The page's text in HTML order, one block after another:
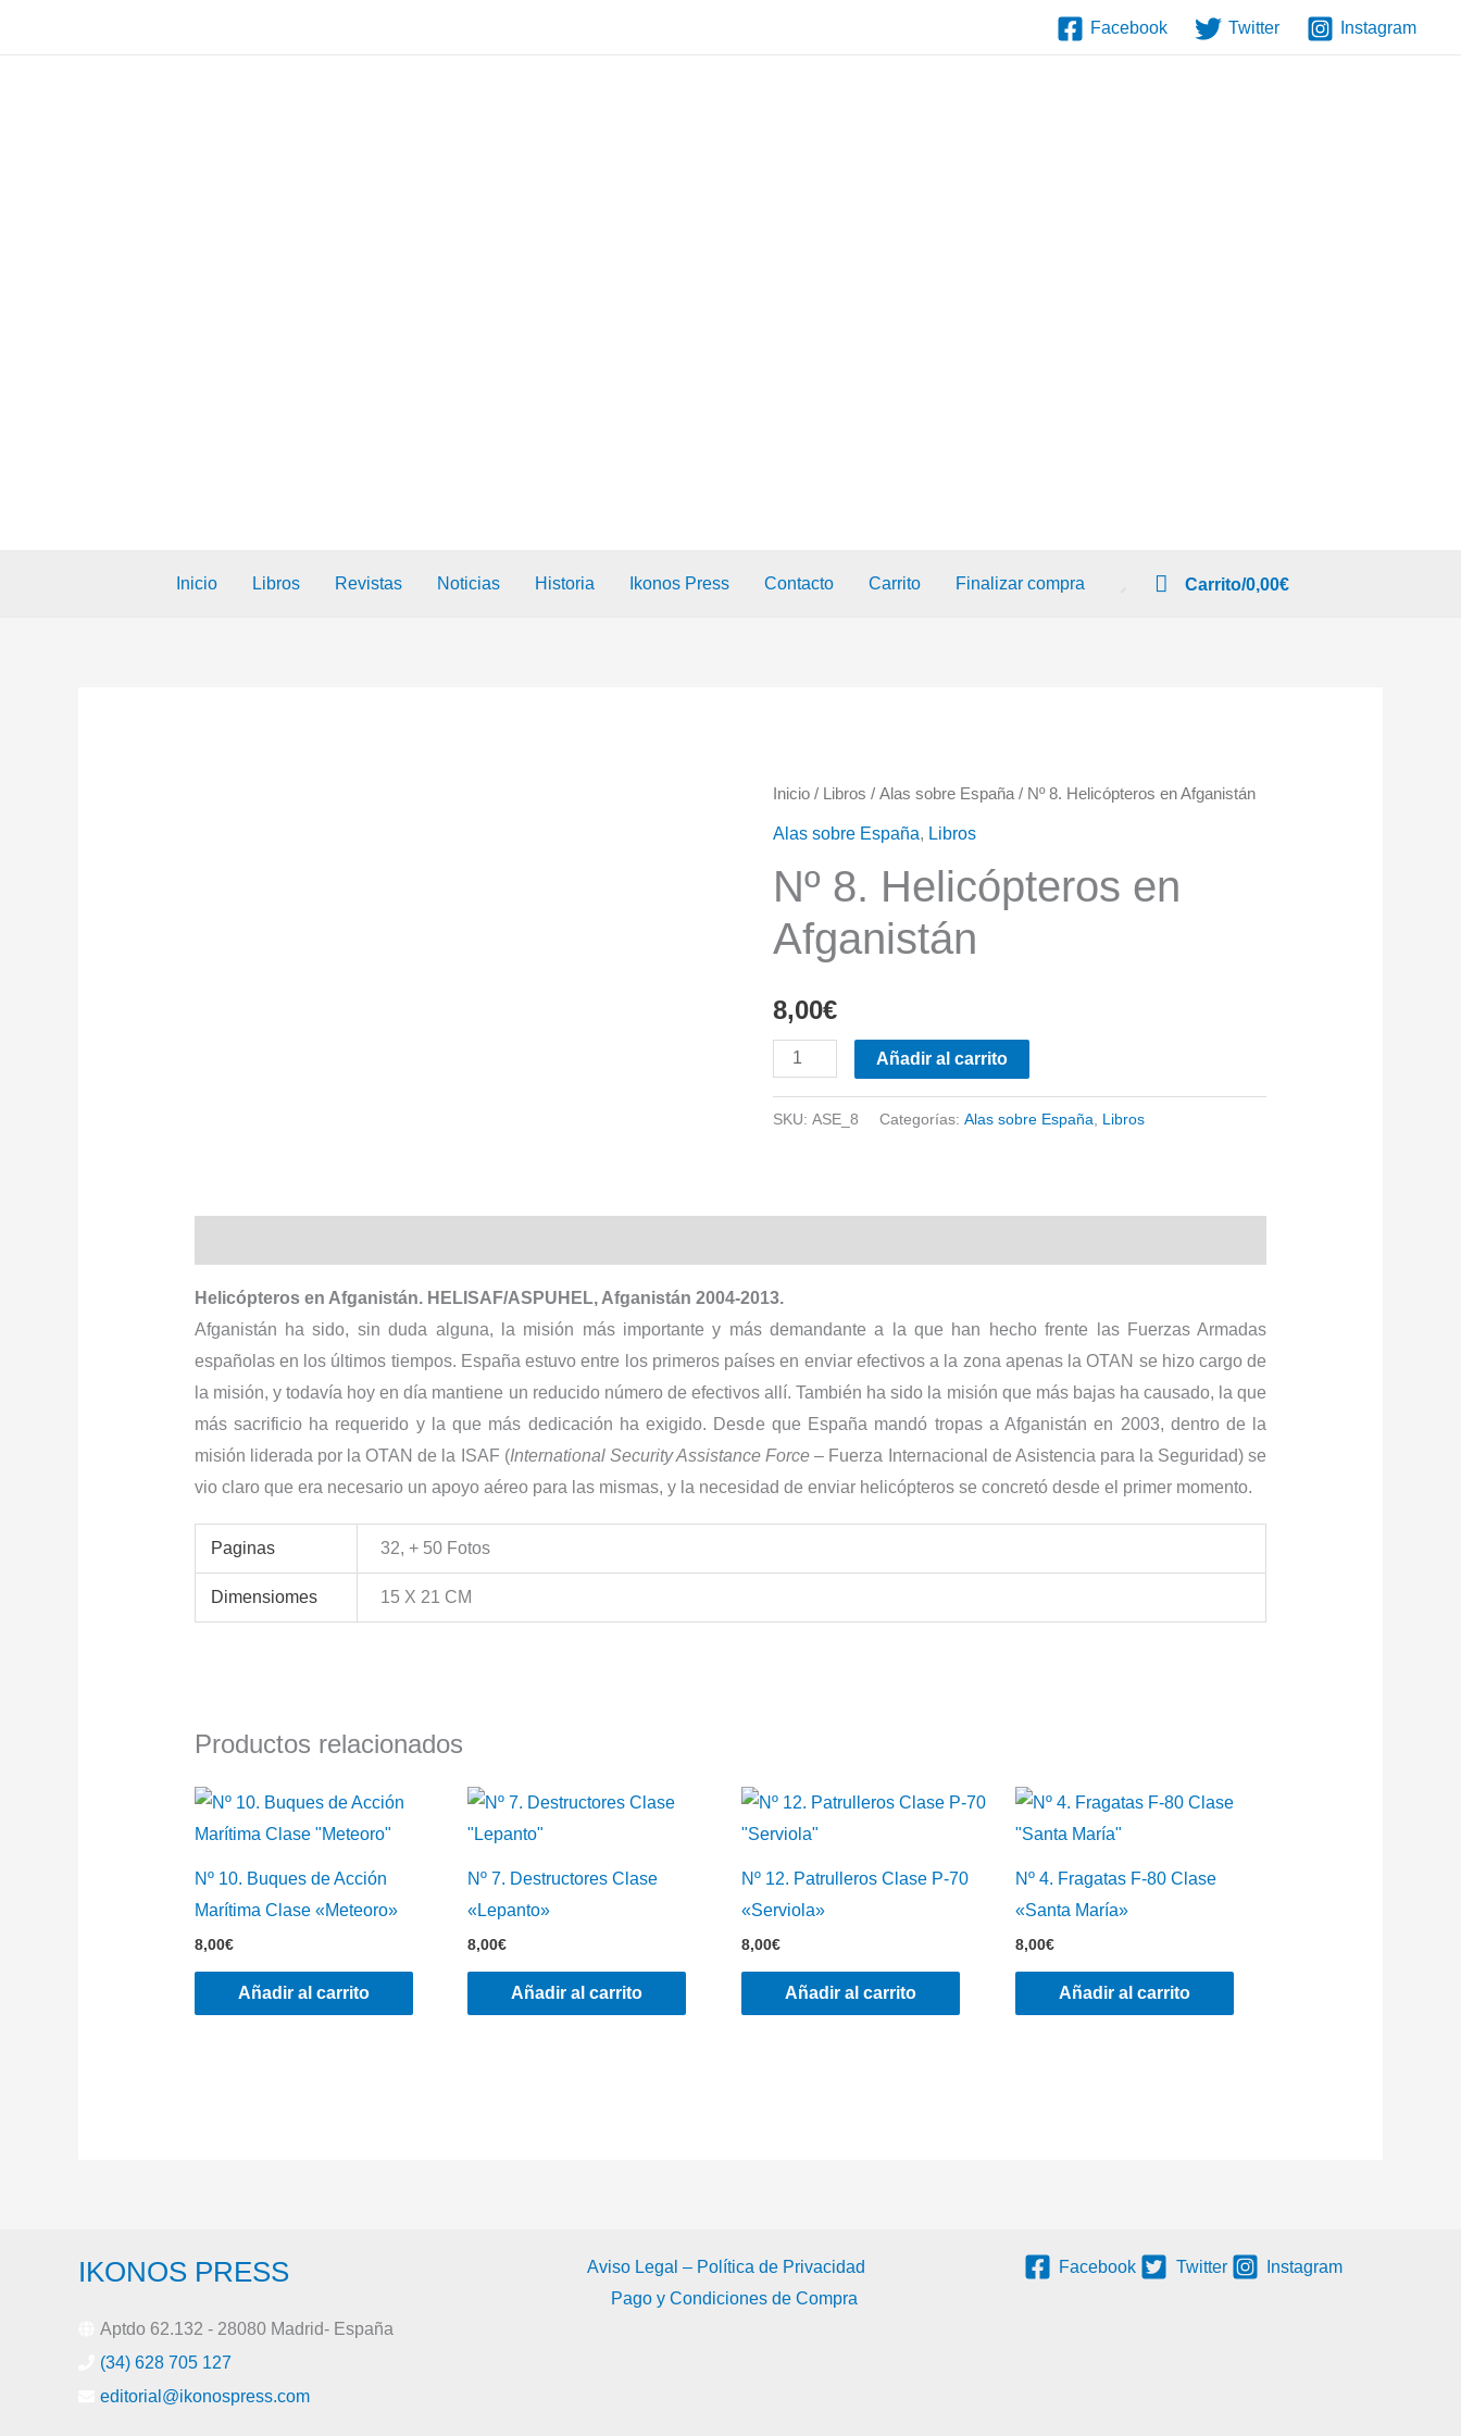
Facebook Twitter Instagram
Inicio Libros Revistas Noticias Historia Ikonos Press Contacto Carrito Finalizar compra Carrito/0,00€
Inicio / Libros /Alas sobre España/ Nº 8. Helicópteros en Afganistán
Alas sobre España, Libros
Nº 8. Helicópteros en
Afganistán
8,00€
Helicópteros
cantidad
Añadir al carrito
SKU:ASE_8 Categorías:Alas sobre España Libros
Helicópteros en Afganistán. HELISAF/ASPUHEL, Afganistán 2004-2013.
Afganistán ha sido, sin duda alguna, la misión más importante y más demandante a la que han hecho frente las Fuerzas Armadas
españolas en los últimos tiempos. España estuvo entre los primeros países en enviar efectivos a la zona apenas la OTAN se hizo cargo de
la misión, y todavía hoy en día mantiene un reducido número de efectivos allí. También ha sido la misión que más bajas ha causado, la que
más sacrificio ha requerido y la que más dedicación ha exigido. Desde que España mandó tropas a Afganistán en 2003, dentro de la
misión liderada por la OTAN de la ISAF (International Security Assistance Force – Fuerza Internacional de Asistencia para la Seguridad) se
vio claro que era necesario un apoyo aéreo para las mismas, y la necesidad de enviar helicópteros se concretó desde el primer momento.
Paginas 32, + 50 Fotos
Dimensiomes 15 X 21 CM
Productos relacionados
Nº 10. Buques de Acción
Marítima Clase «Meteoro»
8,00€
Añadir al carrito
Nº 7. Destructores Clase
«Lepanto»
8,00€
Añadir al carrito
Nº 12. Patrulleros Clase P-70
«Serviola»
8,00€
Añadir al carrito
Nº 4. Fragatas F-80 Clase
«Santa María»
8,00€
Añadir al carrito
IKONOS PRESS
Aptdo 62.132 - 28080 Madrid- España
(34) 628 705 127
editorial@ikonospress.com
Aviso Legal – Política de Privacidad
Pago y Condiciones de Compra
Facebook Twitter Instagram